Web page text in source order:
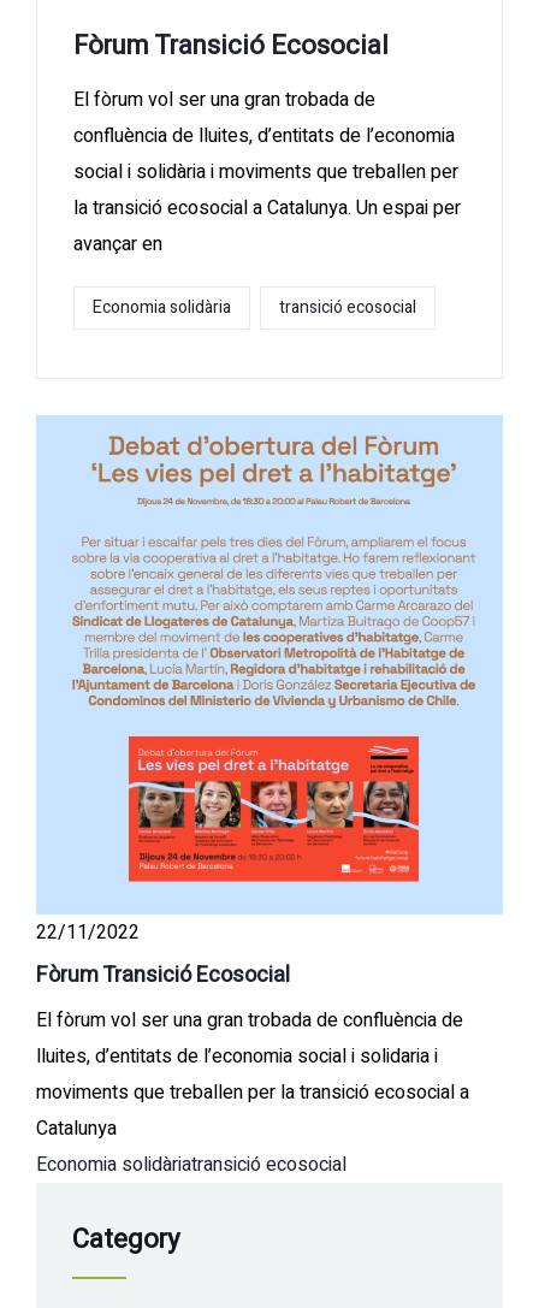
Fòrum Transició Ecosocial
El fòrum vol ser una gran trobada de
confluència de lluites, d’entitats de l’economia
social i solidària i moviments que treballen per
la transició ecosocial a Catalunya. Un espai per
avançar en
Economia solidària transició ecosocial
22/11/2022
Fòrum Transició Ecosocial
El fòrum vol ser una gran trobada de confluència de
lluites, d’entitats de l’economia social i solidaria i
moviments que treballen per la transició ecosocial a
Catalunya
Economia solidàriatransició ecosocial
Category